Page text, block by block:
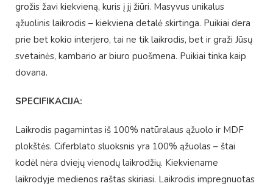
grožis žavi kiekvieną, kuris į jį žiūri. Masyvus unikalus
ąžuolinis laikrodis – kiekviena detalė skirtinga. Puikiai dera
prie bet kokio interjero, tai ne tik laikrodis, bet ir graži Jūsų
svetainės, kambario ar biuro puošmena. Puikiai tinka kaip
dovana.
SPECIFIKACIJA:
Laikrodis pagamintas iš 100% natūralaus ąžuolo ir MDF
plokštės. Ciferblato sluoksnis yra 100% ąžuolas – štai
kodėl nėra dviejų vienodų laikrodžių. Kiekviename
laikrodyje medienos raštas skiriasi. Laikrodis impregnuotas